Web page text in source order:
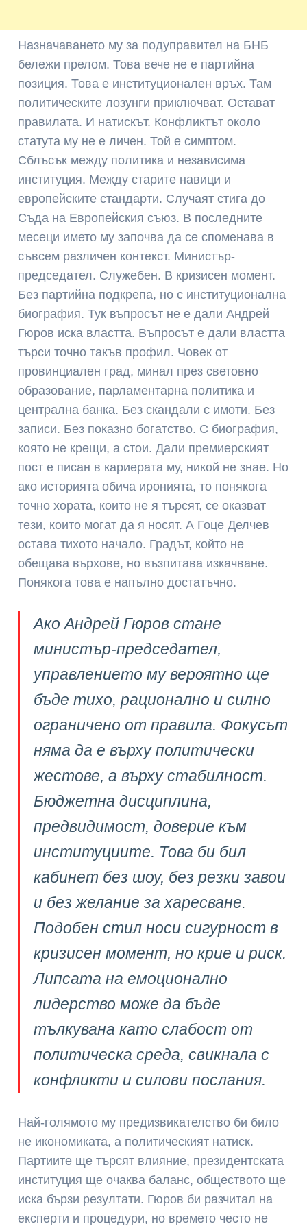
Назначаването му за подуправител на БНБ
бележи прелом. Това вече не е партийна
позиция. Това е институционален връх. Там
политическите лозунги приключват. Остават
правилата. И натискът. Конфликтът около
статута му не е личен. Той е симптом.
Сблъсък между политика и независима
институция. Между старите навици и
европейските стандарти. Случаят стига до
Съда на Европейския съюз. В последните
месеци името му започва да се споменава в
съвсем различен контекст. Министър-
председател. Служебен. В кризисен момент.
Без партийна подкрепа, но с институционална
биография. Тук въпросът не е дали Андрей
Гюров иска властта. Въпросът е дали властта
търси точно такъв профил. Човек от
провинциален град, минал през световно
образование, парламентарна политика и
централна банка. Без скандали с имоти. Без
записи. Без показно богатство. С биография,
която не крещи, а стои. Дали премиерският
пост е писан в кариерата му, никой не знае. Но
ако историята обича иронията, то понякога
точно хората, които не я търсят, се оказват
тези, които могат да я носят. А Гоце Делчев
остава тихото начало. Градът, който не
обещава върхове, но възпитава изкачване.
Понякога това е напълно достатъчно.
Ако Андрей Гюров стане
министър-председател,
управлението му вероятно ще
бъде тихо, рационално и силно
ограничено от правила. Фокусът
няма да е върху политически
жестове, а върху стабилност.
Бюджетна дисциплина,
предвидимост, доверие към
институциите. Това би бил
кабинет без шоу, без резки завои
и без желание за харесване.
Подобен стил носи сигурност в
кризисен момент, но крие и риск.
Липсата на емоционално
лидерство може да бъде
тълкувана като слабост от
политическа среда, свикнала с
конфликти и силови послания.
Най-голямото му предизвикателство би било
не икономиката, а политическият натиск.
Партиите ще търсят влияние, президентската
институция ще очаква баланс, обществото ще
иска бързи резултати. Гюров би разчитал на
експерти и процедури, но времето често не